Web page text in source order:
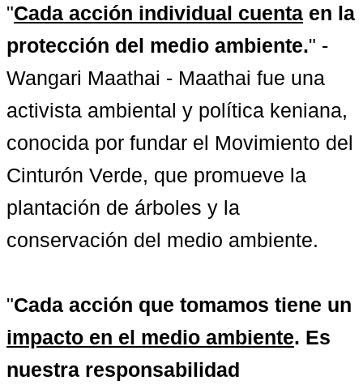
"Cada acción individual cuenta en la
protección del medio ambiente." -
Wangari Maathai - Maathai fue una
activista ambiental y política keniana,
conocida por fundar el Movimiento del
Cinturón Verde, que promueve la
plantación de árboles y la
conservación del medio ambiente.
"
impacto en el medio ambiente. Es
nuestra responsabilidad